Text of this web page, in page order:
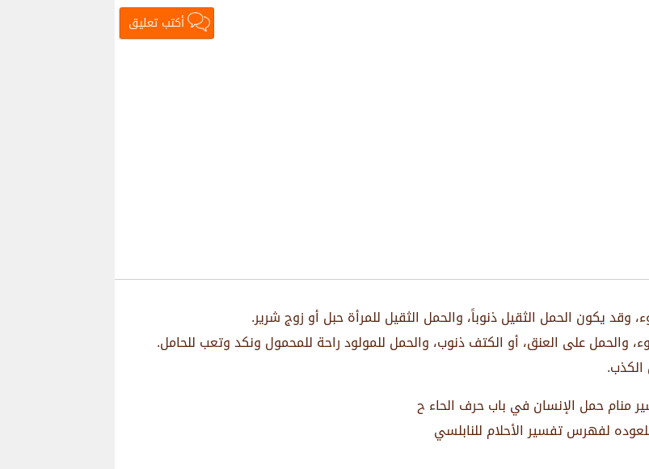
أكتب تعليق
يكون الحمل الثقيل ذنوباً، والحمل الثقيل للمرأة حبل أو زوج شرير.
والحمل على العنق، أو الكتف ذنوب، والحمل للمولود راحة للمحمول ونكد وتعب للحامل.
الكذب.
منام حمل الإنسان في باب حرف الحاء ح
لفهرس تفسير الأحلام للنابلسي